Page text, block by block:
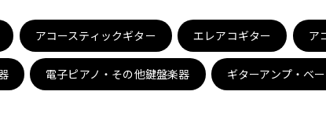
管楽器 その他楽器
DTM オンラ
イン納品
レコーディン
グ機器
アコースティックギター エレアコギター ア
電子ピアノ・その他鍵盤楽器 ギターアンプ・ベ